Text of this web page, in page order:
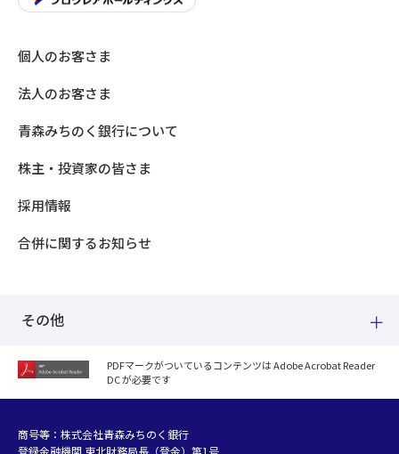
個人のお客さま
法人のお客さま
青森みちのく銀行について
株主・投資家の皆さま
採用情報
合併に関するお知らせ
その他
紛失した場合
個人データおよび法人情報に関するグループ共同利用について
PDFマークがついているコンテンツは Adobe Acrobat Reader
DC が必要です
商号等：株式会社青森みちのく銀行